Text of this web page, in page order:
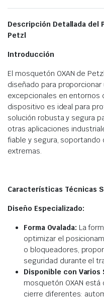
Descripción Detallada del
Petzl
Introducción
El mosquetón OXAN de
diseñado para
excepcionales en entornos
dispositivo es ideal para
solución robusta y segura
otras aplicaciones
fiable y segura, soportando
extremas.
Características Técnicas
Diseño Especializado:
Forma Ovalada: La
optimizar el
o bloqueadores,
seguridad durante el
Disponible con Varios
mosquetón OXAN
cierre diferentes: